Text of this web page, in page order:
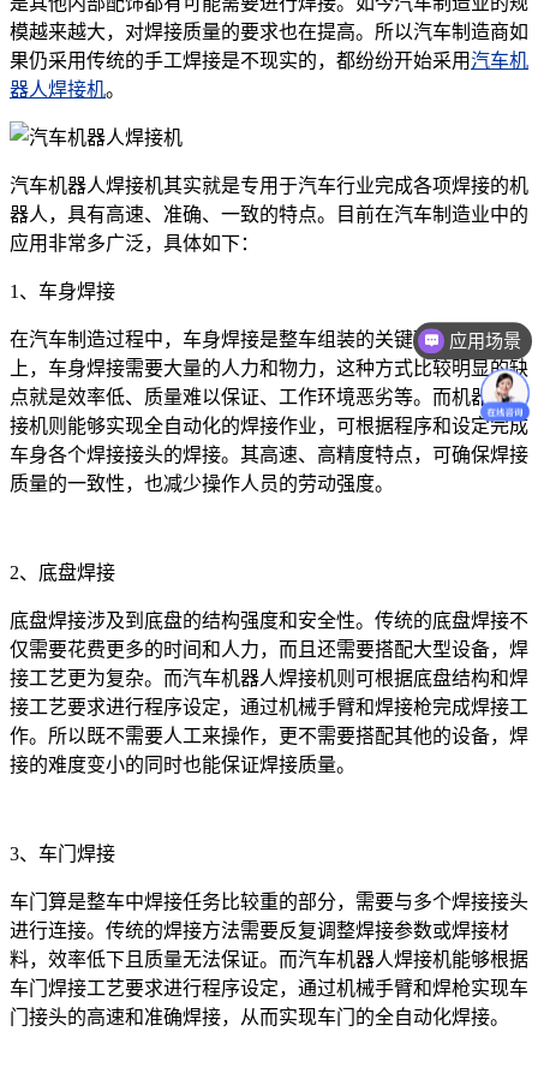
模越来越大，对焊接质量的要求也在提高。所以汽车制造商如
果仍采用传统的手工焊接是不现实的，都纷纷开始采用汽车机
器人焊接机。
汽车机器人焊接机其实就是专用于汽车行业完成各项焊接的机
器人，具有高速、准确、一致的特点。目前在汽车制造业中的
应用非常多广泛，具体如下：
1、车身焊接
在汽车制造过程中，车身焊接是整车组装的关键环节。传统
上，车身焊接需要大量的人力和物力，这种方式比较明显的缺
点就是效率低、质量难以保证、工作环境恶劣等。而机器人焊
接机则能够实现全自动化的焊接作业，可根据程序和设定完成
车身各个焊接接头的焊接。其高速、高精度特点，可确保焊接
质量的一致性，也减少操作人员的劳动强度。
2、底盘焊接
底盘焊接涉及到底盘的结构强度和安全性。传统的底盘焊接不
仅需要花费更多的时间和人力，而且还需要搭配大型设备，焊
接工艺更为复杂。而汽车机器人焊接机则可根据底盘结构和焊
接工艺要求进行程序设定，通过机械手臂和焊接枪完成焊接工
作。所以既不需要人工来操作，更不需要搭配其他的设备，焊
接的难度变小的同时也能保证焊接质量。
3、车门焊接
车门算是整车中焊接任务比较重的部分，需要与多个焊接接头
进行连接。传统的焊接方法需要反复调整焊接参数或焊接材
料，效率低下且质量无法保证。而汽车机器人焊接机能够根据
车门焊接工艺要求进行程序设定，通过机械手臂和焊枪实现车
门接头的高速和准确焊接，从而实现车门的全自动化焊接。
应用场景